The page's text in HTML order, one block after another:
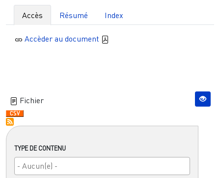
TYPE DE CONTENU
Accès Résumé Index
Accèder au document
Fichier